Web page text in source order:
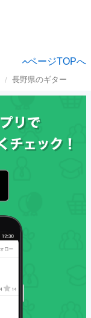
ページTOPへ
長野県のギター